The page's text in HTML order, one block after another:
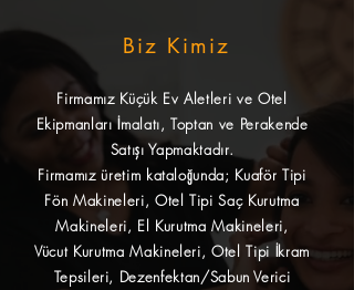
Biz Kimiz
Firmamız Küçük Ev Aletleri ve Otel
Ekipmanları İmalatı, Toptan ve Perakende
Satışı Yapmaktadır.
Firmamız üretim kataloğunda; Kuaför Tipi
Fön Makineleri, Otel Tipi Saç Kurutma
Makineleri, El Kurutma Makineleri,
Vücut Kurutma Makineleri, Otel Tipi İkram
Tepsileri, Dezenfektan/Sabun Verici